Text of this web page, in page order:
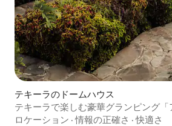
テキーラのドームハウス
テキーラで楽しむ豪華グランピング「
ロケーション ·情報の正確さ ·快適さ